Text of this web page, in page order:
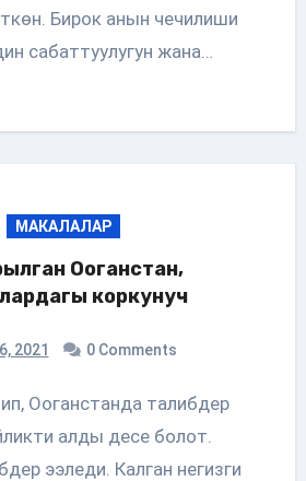
Бирок анын чечилиши
сабаттуулугун жана…
МАКАЛАЛАР
Ооганстан,
коркунуч
2021 0 Comments
Ооганстанда талибдер
алды десе болот.
ээледи. Калган негизги